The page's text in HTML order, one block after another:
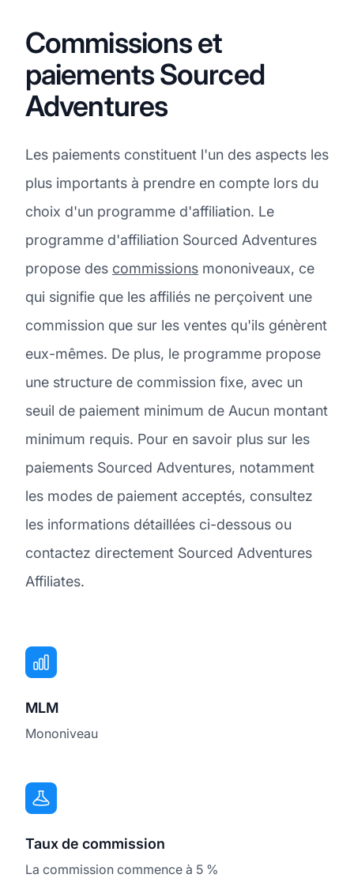
Commissions et
paiements Sourced
Adventures
Les paiements constituent l'un des aspects les
plus importants à prendre en compte lors du
choix d'un programme d'affiliation. Le
programme d'affiliation Sourced Adventures
propose des commissions mononiveaux, ce
qui signifie que les affiliés ne perçoivent une
commission que sur les ventes qu'ils génèrent
eux-mêmes. De plus, le programme propose
une structure de commission fixe, avec un
seuil de paiement minimum de Aucun montant
minimum requis. Pour en savoir plus sur les
paiements Sourced Adventures, notamment
les modes de paiement acceptés, consultez
les informations détaillées ci-dessous ou
contactez directement Sourced Adventures
Affiliates.
MLM
Mononiveau
Taux de commission
La commission commence à 5 %